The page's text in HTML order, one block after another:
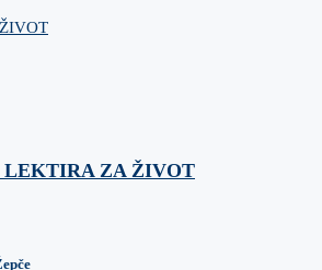
LEKTIRA ZA ŽIVOT